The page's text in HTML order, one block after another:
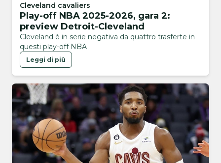
Cleveland cavaliers
Play-off NBA 2025-2026, gara 2:
preview Detroit-Cleveland
Cleveland è in serie negativa da quattro trasferte in
questi play-off NBA
Leggi di più